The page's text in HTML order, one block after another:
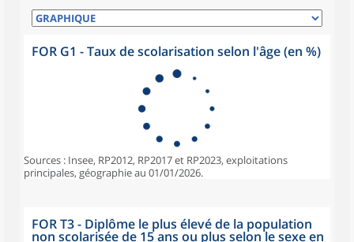
FOR G1 - Taux de scolarisation selon l'âge (en %)
Sources : Insee, RP2012, RP2017 et RP2023, exploitations
principales, géographie au 01/01/2026.
FOR T3 - Diplôme le plus élevé de la population
non scolarisée de 15 ans ou plus selon le sexe en